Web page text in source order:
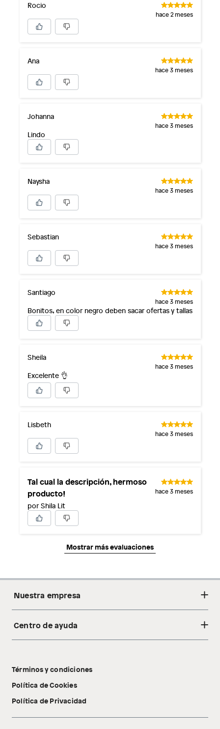
Rocio
hace 2 meses
Ana
hace 3 meses
Johanna
hace 3 meses
Lindo
Naysha
hace 3 meses
Sebastian
hace 3 meses
Santiago
hace 3 meses
Bonitos, en color negro deben sacar ofertas y tallas
Sheila
hace 3 meses
Excelente 👌
Lisbeth
hace 3 meses
Tal cual la descripción, hermoso
producto!
por Shila Lit
hace 3 meses
Mostrar más evaluaciones
Nuestra empresa
Acerca de nosotros
Tecnología Pillow Walk
Centro de ayuda
Libro de reclamaciones
Términos y condiciones
Política de Cookies
Política de Privacidad